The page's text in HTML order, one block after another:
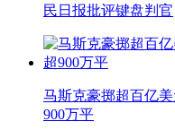
民日报批评键盘判官
马斯克豪掷超百亿
900万平